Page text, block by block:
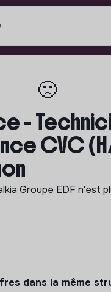
🙁
-
CVC
Groupe EDFn'est
dans la même